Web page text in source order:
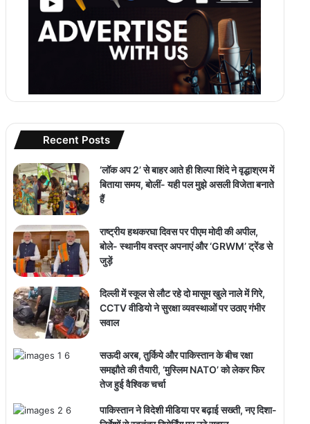
Recent Posts
‘लॉक अप 2’ से बाहर आते ही शिल्पा शिंदे ने वृद्धाश्रम में
बिताया समय, बोलीं- यही पल मुझे असली विजेता बनाते
हैं
राष्ट्रीय हथकरघा दिवस पर पीएम मोदी की अपील,
बोले- स्थानीय वस्त्र अपनाएं और ‘GRWM’ ट्रेंड से
जुड़ें
दिल्ली में स्कूल से लौट रहे दो मासूम खुले नाले में गिरे,
CCTV वीडियो ने सुरक्षा व्यवस्थाओं पर उठाए गंभीर
सवाल
सऊदी अरब, तुर्किये और पाकिस्तान के बीच रक्षा
समझौते की तैयारी, ‘मुस्लिम NATO’ को लेकर फिर
तेज हुई वैश्विक चर्चा
पाकिस्तान ने विदेशी मीडिया पर बढ़ाई सख्ती, नए दिशा-